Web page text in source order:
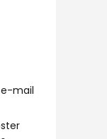
mail